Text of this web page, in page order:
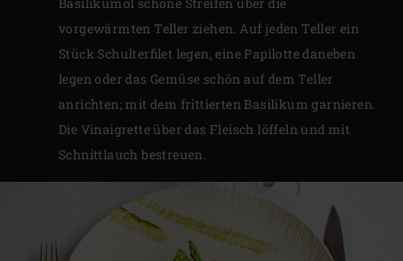
vorgewärmten Teller ziehen. Auf jeden Teller ein
Stück Schulterfilet legen, eine Papilotte daneben
legen oder das Gemüse schön auf dem Teller
anrichten; mit dem frittierten Basilikum garnieren.
Die Vinaigrette über das Fleisch löffeln und mit
Schnittlauch bestreuen.